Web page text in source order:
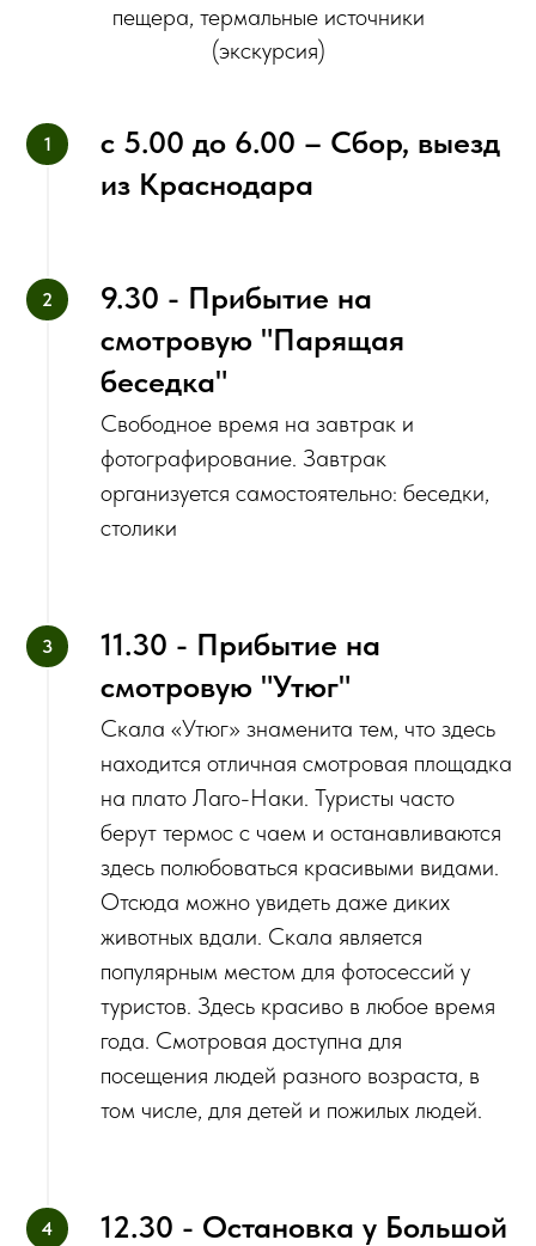
пещера, термальные источники
(экскурсия)
с 5.00 до 6.00 – Сбор, выезд
из Краснодара
9.30 - ‌Прибытие на
смотровую "Парящая
беседка"
Свободное время на завтрак и
фотографирование. Завтрак
организуется самостоятельно: беседки,
столики
11.30 - Прибытие на
смотровую "Утюг"
Скала «Утюг» знаменита тем, что здесь
находится отличная смотровая площадка
на плато Лаго-Наки. Туристы часто
берут термос с чаем и останавливаются
здесь полюбоваться красивыми видами.
Отсюда можно увидеть даже диких
животных вдали. Скала является
популярным местом для фотосессий у
туристов. Здесь красиво в любое время
года. Смотровая доступна для
посещения людей разного возраста, в
том числе, для детей и пожилых людей.
1‌2.30 - Остановка у Большой